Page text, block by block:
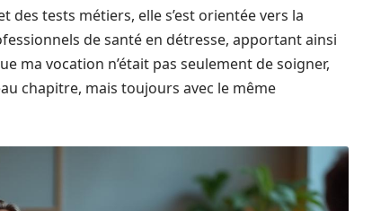
tests métiers, elle s’est orientée vers la
de santé en détresse, apportant ainsi
ma vocation n’était pas seulement de soigner,
chapitre, mais toujours avec le même